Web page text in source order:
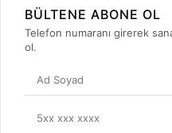
Sosyal Medya
BÜLTENE ABONE OL
Telefon numaranı girerek
ol.